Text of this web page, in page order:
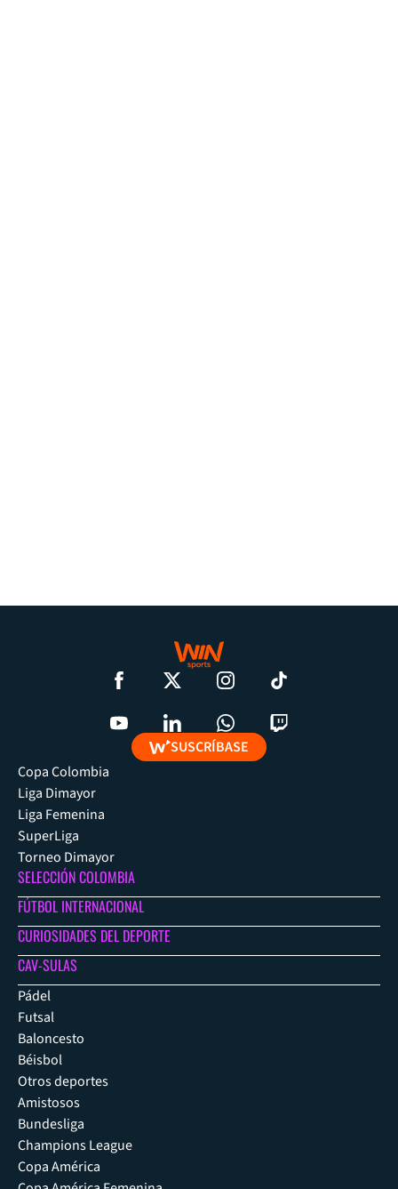
SUSCRÍBASE
Copa Colombia
Liga Dimayor
Liga Femenina
SuperLiga
Torneo Dimayor
SELECCIÓN COLOMBIA
FÚTBOL INTERNACIONAL
CURIOSIDADES DEL DEPORTE
CAV-SULAS
Pádel
Futsal
Baloncesto
Béisbol
Otros deportes
Amistosos
Bundesliga
Champions League
Copa América